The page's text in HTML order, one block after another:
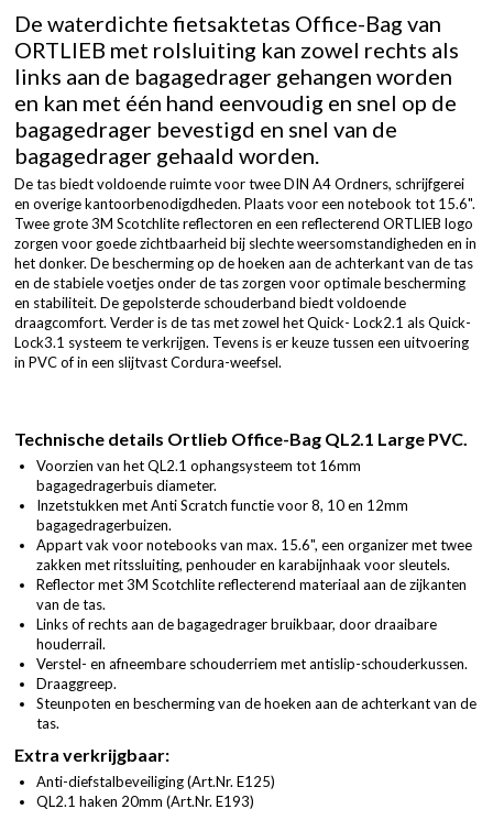
De waterdichte fietsaktetas Office-Bag van
ORTLIEB met rolsluiting kan zowel rechts als
links aan de bagagedrager gehangen worden
en kan met één hand eenvoudig en snel op de
bagagedrager bevestigd en snel van de
bagagedrager gehaald worden.
De tas biedt voldoende ruimte voor twee DIN A4 Ordners, schrijfgerei
en overige kantoorbenodigdheden. Plaats voor een notebook tot 15.6".
Twee grote 3M Scotchlite reflectoren en een reflecterend ORTLIEB logo
zorgen voor goede zichtbaarheid bij slechte weersomstandigheden en in
het donker. De bescherming op de hoeken aan de achterkant van de tas
en de stabiele voetjes onder de tas zorgen voor optimale bescherming
en stabiliteit. De gepolsterde schouderband biedt voldoende
draagcomfort. Verder is de tas met zowel het Quick- Lock2.1 als Quick-
Lock3.1 systeem te verkrijgen. Tevens is er keuze tussen een uitvoering
in PVC of in een slijtvast Cordura-weefsel.
Technische details Ortlieb Office-Bag QL2.1 Large PVC.
Voorzien van het QL2.1 ophangsysteem tot 16mm
bagagedragerbuis diameter.
Inzetstukken met Anti Scratch functie voor 8, 10 en 12mm
bagagedragerbuizen.
Appart vak voor notebooks van max. 15.6", een organizer met twee
zakken met ritssluiting, penhouder en karabijnhaak voor sleutels.
Reflector met 3M Scotchlite reflecterend materiaal aan de zijkanten
van de tas.
Links of rechts aan de bagagedrager bruikbaar, door draaibare
houderrail.
Verstel- en afneembare schouderriem met antislip-schouderkussen.
Draaggreep.
Steunpoten en bescherming van de hoeken aan de achterkant van de
tas.
Extra verkrijgbaar:
Anti-diefstalbeveiliging (Art.Nr. E125)
QL2.1 haken 20mm (Art.Nr. E193)